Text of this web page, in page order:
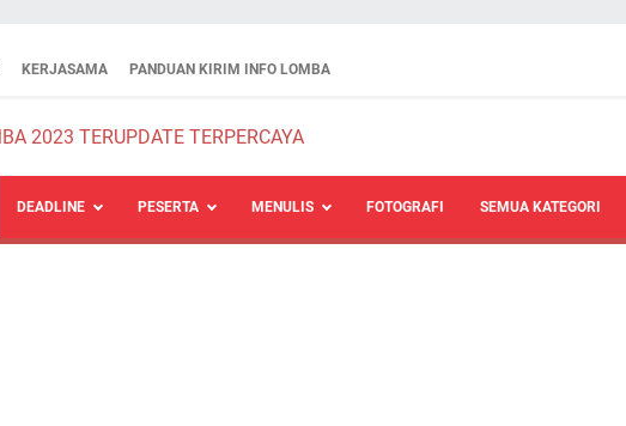
KERJASAMA PANDUAN KIRIM INFO LOMBA
DEADLINE PESERTA MENULIS FOTOGRAFI SEMUA KATEGORI